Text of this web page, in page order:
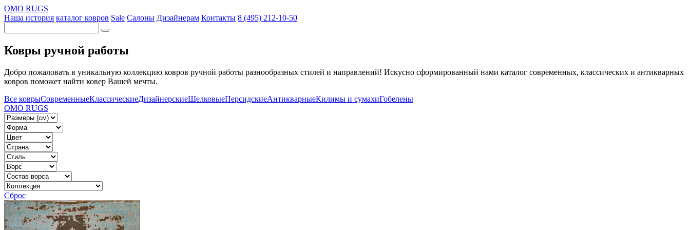
OMO RUGS
Наша история каталог ковров Sale Салоны Дизайнерам Контакты 8 (495) 212-10-50
Ковры ручной работы
Добро пожаловать в уникальную коллекцию ковров ручной работы разнообразных стилей и направлений! Искусно сформированный нами каталог современных, классических и антикварных
ковров поможет найти ковер Вашей мечты.
Все коврыСовременныеКлассическиеДизайнерскиеШелковыеПерсидскиеАнтикварныеКилимы и сумахиГобелены
OMO RUGS
Сброс